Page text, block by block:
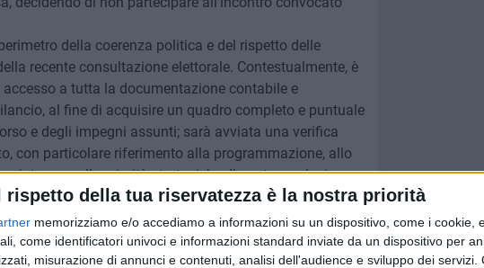
rispetto della tua riservatezza è la nostra priorità
memorizziamo e/o accediamo a informazioni su un dispositivo, come i cookie,
come identificatori univoci e informazioni standard inviate da un dispositivo per
misurazione di annunci e contenuti, analisi dell'audience e sviluppo dei servizi.
della coerenza politica e del rispetto delle
recente consultazione elettorale. Contestualmente, è
a tutta la documentazione contabile e
al fine di acquisire un quadro completo e puntuale
e degli impegni assunti; sarà avviata una verifica
con particolare riferimento alla programmazione, allo
interna e alle priorità strategiche. Il nostro esclusivo
del nostro territorio che la Provincia funzioni,
nell'esclusivo interesse dei cittadini del territorio».
Consiglieri neoeletti ed i Sindaci del centrodestra della